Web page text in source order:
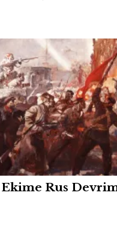
Rus